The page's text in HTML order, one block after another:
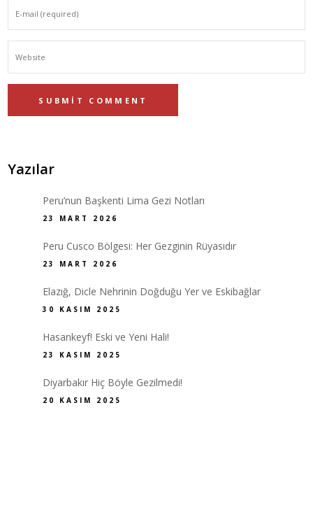
Yazılar
Peru’nun Başkenti Lima Gezi Notları
23 MART 2026
Peru Cusco Bölgesi: Her Gezginin Rüyasıdır
23 MART 2026
Elazığ, Dicle Nehrinin Doğduğu Yer ve Eskibağlar
30 KASIM 2025
Hasankeyf! Eski ve Yeni Hali!
23 KASIM 2025
Diyarbakır Hiç Böyle Gezilmedi!
20 KASIM 2025